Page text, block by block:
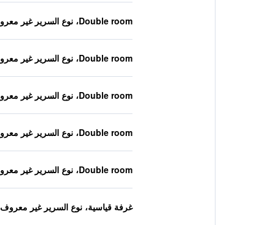
Double room، نوع السرير غير معروف
Double room، نوع السرير غير معروف
Double room، نوع السرير غير معروف
Double room، نوع السرير غير معروف
Double room، نوع السرير غير معروف
غرفة قياسية، نوع السرير غير معروف